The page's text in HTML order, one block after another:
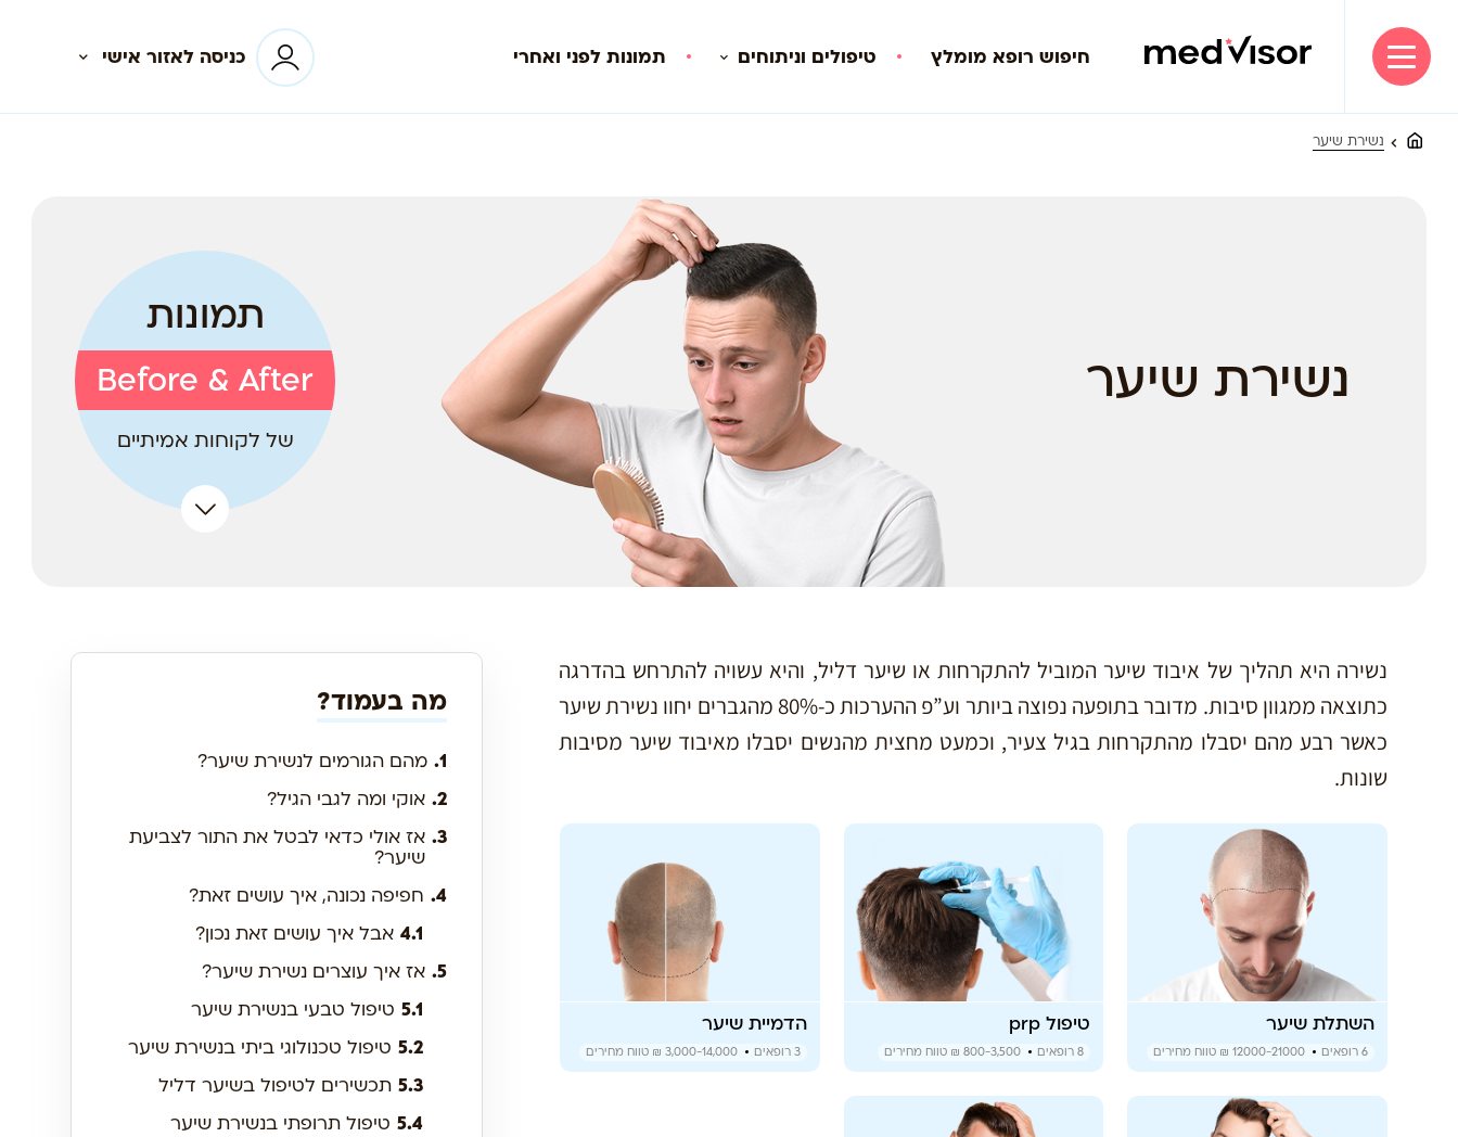
חיפוש רופא מומלץ טיפולים וניתוחים תמונות לפני ואחרי כניסה לאזור אישי
נשירת שיער
נשירת שיער
תמונות
Before & After
של לקוחות אמיתיים
נשירה היא תהליך של איבוד שיער המוביל להתקרחות או שיער דליל, והיא עשויה להתרחש בהדרגה
כתוצאה ממגוון סיבות. מדובר בתופעה נפוצה ביותר וע”פ ההערכות כ-80% מהגברים יחוו נשירת שיער
כאשר רבע מהם יסבלו מהתקרחות בגיל צעיר, וכמעט מחצית מהנשים יסבלו מאיבוד שיער מסיבות
שונות.
השתלת שיער
6 רופאים 12000-21000 ₪ טווח מחירים
טיפול prp
8רופאים 800-3,500 ₪ טווח מחירים
הדמיית שיער
3 רופאים 3,000-14,000 ₪ טווח מחירים
מה בעמוד?
1. מהם הגורמים לנשירת שיער?
2. אוקי ומה לגבי הגיל?
3. אז אולי כדאי לבטל את התור לצביעת
שיער?
4. חפיפה נכונה, איך עושים זאת?
4.1 אבל איך עושים זאת נכון?
5. אז איך עוצרים נשירת שיער?
5.1 טיפול טבעי בנשירת שיער
5.2 טיפול טכנולוגי ביתי בנשירת שיער
5.3 תכשירים לטיפול בשיער דליל
5.4 טיפול תרופתי בנשירת שיער